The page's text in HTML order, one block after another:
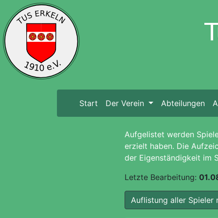
Start (current)
Der Verein Abteilungen
Aufgelistet werden
erzielt haben. Die
der Eigenständigkeit im
Letzte Bearbeitung:
Auflistung aller Spieler